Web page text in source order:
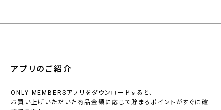
アプリのご紹介
ONLY MEMBERSアプリをダウンロードすると、
お買い上げいただいた商品金額に応じて貯まるポイントがすぐに確